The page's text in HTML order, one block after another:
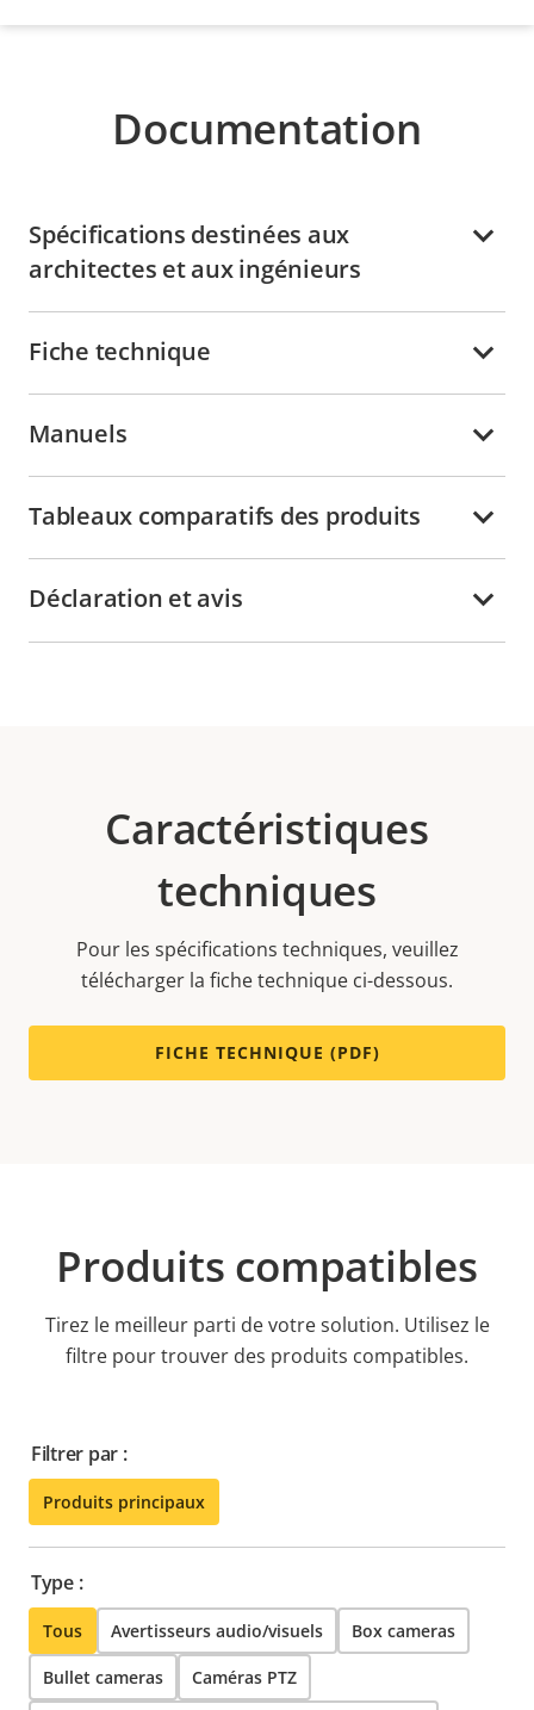
Documentation
Spécifications destinées aux
architectes et aux ingénieurs
Fiche technique
Manuels
Tableaux comparatifs des produits
Déclaration et avis
Caractéristiques
techniques
Pour les spécifications techniques, veuillez
télécharger la fiche technique ci-dessous.
FICHE TECHNIQUE (PDF)
Produits compatibles
Tirez le meilleur parti de votre solution. Utilisez le
filtre pour trouver des produits compatibles.
Filtrer par :
Produits principaux
Type :
Tous Avertisseurs audio/visuels Box cameras
Bullet cameras Caméras PTZ